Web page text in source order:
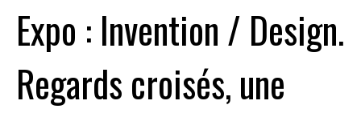
Expo : Invention / Design.
Regards croisés, une